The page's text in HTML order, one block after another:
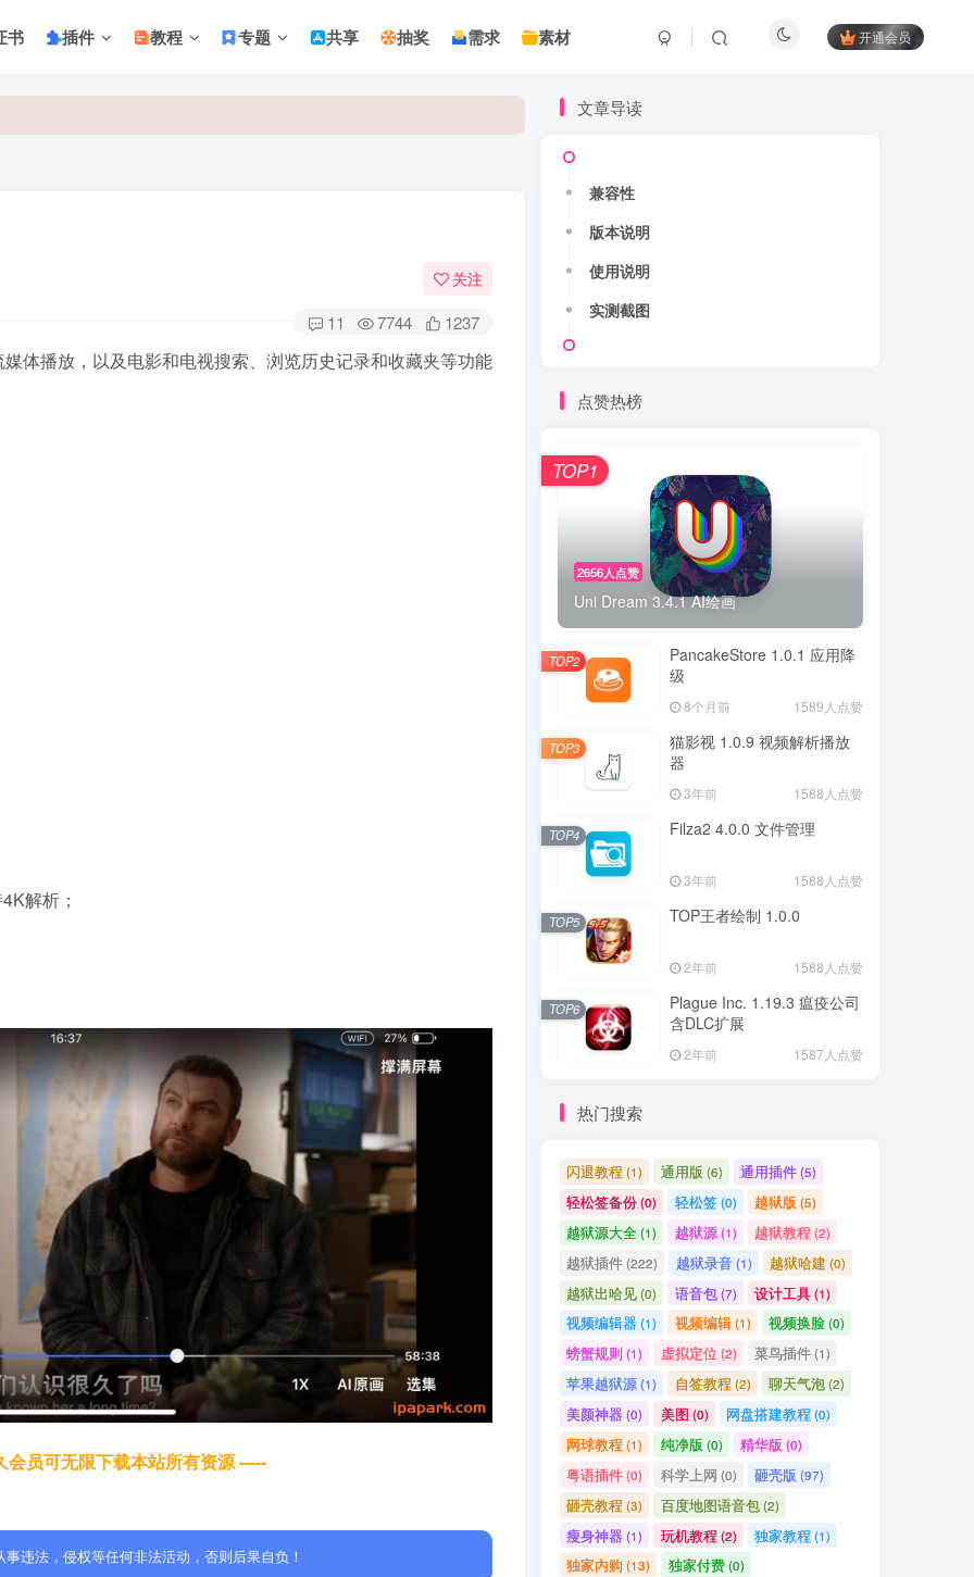
书 插件 教程 专题 共享 抽奖 需求 素材 开通会员
关注
11 7744 1237
体播放，以及电影和电视搜索、浏览历史记录和收藏夹等功能
解析；
会员可无限下载本站所有资源 -----
违法，侵权等任何非法活动，否则后果自负！
文章导读
兼容性
版本说明
使用说明
实测截图
点赞热榜
2656人点赞
Uni Dream 3.4.1 AI绘画
TOP1
PancakeStore 1.0.1 应用降
级
8个月前 1589人点赞
TOP2
猫影视 1.0.9 视频解析播放
器
3年前 1588人点赞
TOP3
Filza2 4.0.0 文件管理
3年前 1588人点赞
TOP4
TOP王者绘制 1.0.0
2年前 1588人点赞
TOP5
Plague Inc. 1.19.3 瘟疫公司
含DLC扩展
2年前 1587人点赞
TOP6
热门搜索
闪退教程 (1) 通用版 (6) 通用插件(5)
轻松签备份(0) 轻松签(0) 越狱版 (5)
越狱源大全(1) 越狱源(1) 越狱教程 (2)
越狱插件(222) 越狱录音(1) 越狱哈建(0)
越狱出哈见(0) 语音包(7) 设计工具(1)
视频编辑器(1) 视频编辑(1) 视频换脸(0)
螃蟹规则(1) 虚拟定位 (2) 菜鸟插件(1)
苹果越狱源(1) 自签教程 (2) 聊天气泡(2)
美颜神器(0) 美图 (0) 网盘搭建教程 (0)
网球教程 (1) 纯净版 (0) 精华版 (0)
粤语插件(0) 科学上网 (0) 砸壳版 (97)
砸壳教程 (3) 百度地图语音包(2)
瘦身神器(1) 玩机教程 (2) 独家教程 (1)
独家内购 (13) 独家付费(0)